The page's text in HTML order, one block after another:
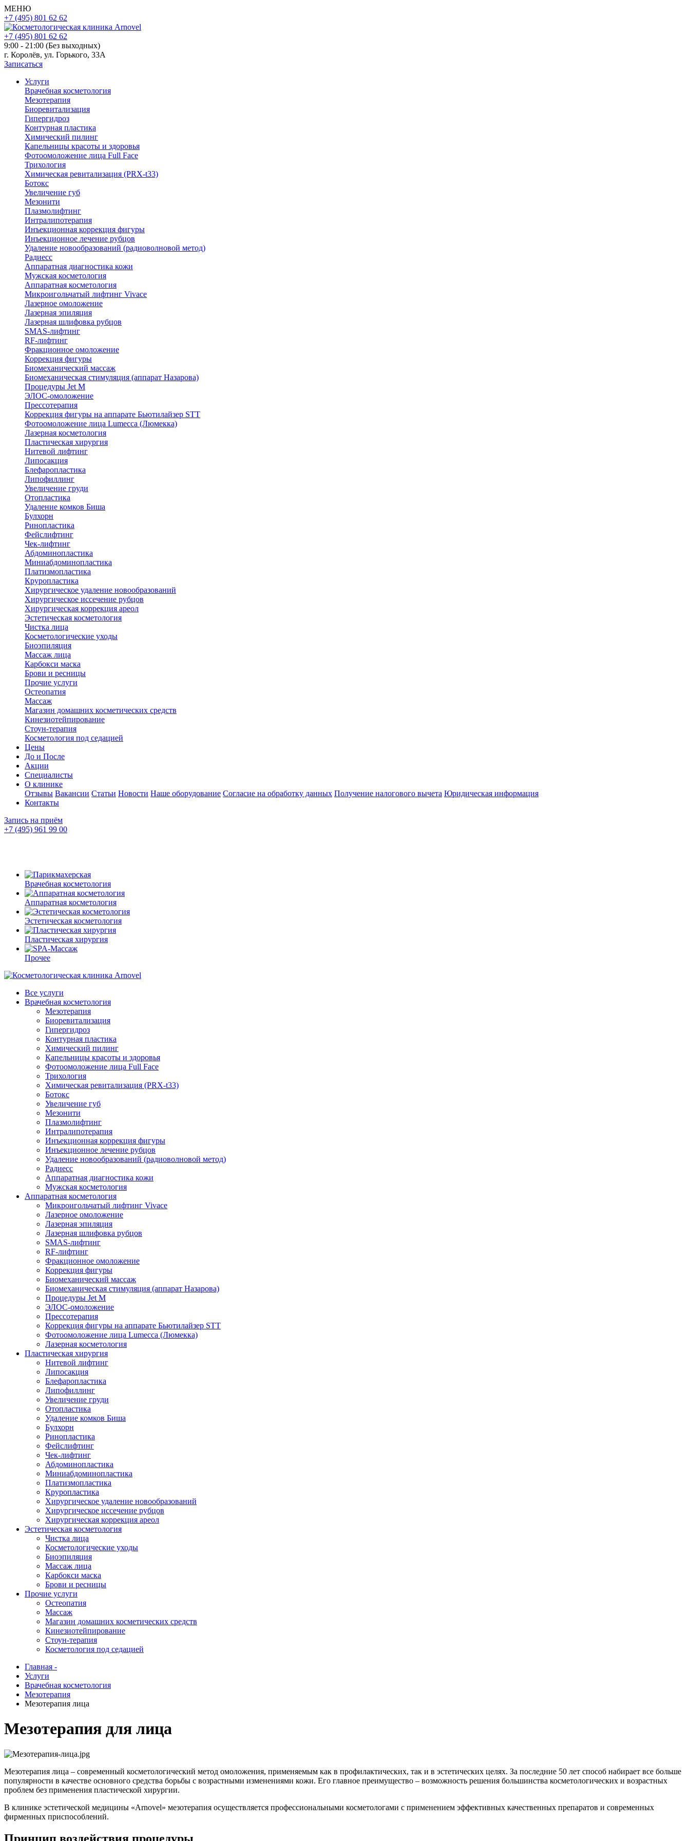
МЕНЮ
+7 (495) 801 62 62
+7 (495) 801 62 62
9:00 - 21:00 (Без выходных)
г. Королёв, ул. Горького, 33А
Записаться
Услуги
Врачебная косметология
Мезотерапия
Биоревитализация
Гипергидроз
Контурная пластика
Химический пилинг
Капельницы красоты и здоровья
Фотоомоложение лица Full Face
Трихология
Химическая ревитализация (PRX-t33)
Ботокс
Увеличение губ
Мезонити
Плазмолифтинг
Интралипотерапия
Инъекционная коррекция фигуры
Инъекционное лечение рубцов
Удаление новообразований (радиоволновой метод)
Радиесс
Аппаратная диагностика кожи
Мужская косметология
Аппаратная косметология
Микроигольчатый лифтинг Vivace
Лазерное омоложение
Лазерная эпиляция
Лазерная шлифовка рубцов
SMAS-лифтинг
RF-лифтинг
Фракционное омоложение
Коррекция фигуры
Биомеханический массаж
Биомеханическая стимуляция (аппарат Назарова)
Процедуры Jet M
ЭЛОС-омоложение
Прессотерапия
Коррекция фигуры на аппарате Бьютилайзер STT
Фотоомоложение лица Lumecca (Люмекка)
Лазерная косметология
Пластическая хирургия
Нитевой лифтинг
Липосакция
Блефаропластика
Липофиллинг
Увеличение груди
Отопластика
Удаление комков Биша
Булхорн
Ринопластика
Фейслифтинг
Чек-лифтинг
Абдоминопластика
Миниабдоминопластика
Платизмопластика
Круропластика
Хирургическое удаление новообразований
Хирургическое иссечение рубцов
Хирургическая коррекция ареол
Эстетическая косметология
Чистка лица
Косметологические уходы
Биоэпиляция
Массаж лица
Карбокси маска
Брови и ресницы
Прочие услуги
Остеопатия
Массаж
Магазин домашних косметических средств
Кинезиотейпирование
Стоун-терапия
Косметология под седацией
Цены
До и После
Акции
Специалисты
О клинике
Отзывы Вакансии Статьи Новости Наше оборудование Согласие на обработку данных Получение налогового вычета Юридическая информация
Контакты
Запись на приём
+7 (495) 961 99 00
Врачебная косметология
Аппаратная косметология
Эстетическая косметология
Пластическая хирургия
Прочее
Все услуги
Врачебная косметология
Мезотерапия
Биоревитализация
Гипергидроз
Контурная пластика
Химический пилинг
Капельницы красоты и здоровья
Фотоомоложение лица Full Face
Трихология
Химическая ревитализация (PRX-t33)
Ботокс
Увеличение губ
Мезонити
Плазмолифтинг
Интралипотерапия
Инъекционная коррекция фигуры
Инъекционное лечение рубцов
Удаление новообразований (радиоволновой метод)
Радиесс
Аппаратная диагностика кожи
Мужская косметология
Аппаратная косметология
Микроигольчатый лифтинг Vivace
Лазерное омоложение
Лазерная эпиляция
Лазерная шлифовка рубцов
SMAS-лифтинг
RF-лифтинг
Фракционное омоложение
Коррекция фигуры
Биомеханический массаж
Биомеханическая стимуляция (аппарат Назарова)
Процедуры Jet M
ЭЛОС-омоложение
Прессотерапия
Коррекция фигуры на аппарате Бьютилайзер STT
Фотоомоложение лица Lumecca (Люмекка)
Лазерная косметология
Пластическая хирургия
Нитевой лифтинг
Липосакция
Блефаропластика
Липофиллинг
Увеличение груди
Отопластика
Удаление комков Биша
Булхорн
Ринопластика
Фейслифтинг
Чек-лифтинг
Абдоминопластика
Миниабдоминопластика
Платизмопластика
Круропластика
Хирургическое удаление новообразований
Хирургическое иссечение рубцов
Хирургическая коррекция ареол
Эстетическая косметология
Чистка лица
Косметологические уходы
Биоэпиляция
Массаж лица
Карбокси маска
Брови и ресницы
Прочие услуги
Остеопатия
Массаж
Магазин домашних косметических средств
Кинезиотейпирование
Стоун-терапия
Косметология под седацией
Главная -
Услуги
Врачебная косметология
Мезотерапия
Мезотерапия лица
Мезотерапия для лица
Мезотерапия лица – современный косметологический метод омоложения, применяемым как в профилактических, так и в эстетических целях. За последние 50 лет способ набирает все больше
популярности в качестве основного средства борьбы с возрастными изменениями кожи. Его главное преимущество – возможность решения большинства косметологических и возрастных
проблем без применения пластической хирургии.
В клинике эстетической медицины «Arnovel» мезотерапия осуществляется профессиональными косметологами с применением эффективных качественных препаратов и современных
фирменных приспособлений.
Принцип воздействия процедуры